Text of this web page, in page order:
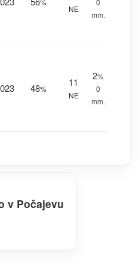
%
NE
0
mm.
48%
11
NE
2%
0
mm.
v Počajevu